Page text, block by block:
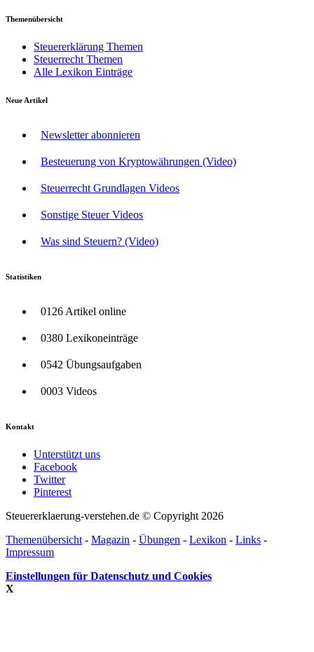
Themenübersicht
Steuererklärung Themen
Steuerrecht Themen
Alle Lexikon Einträge
Neue Artikel
Newsletter abonnieren
Besteuerung von Kryptowährungen (Video)
Steuerrecht Grundlagen Videos
Sonstige Steuer Videos
Was sind Steuern? (Video)
Statistiken
0126 Artikel online
0380 Lexikoneinträge
0542 Übungsaufgaben
0003 Videos
Kontakt
Unterstützt uns
Facebook
Twitter
Pinterest
Steuererklaerung-verstehen.de © Copyright 2026
Themenübersicht - Magazin - Übungen - Lexikon - Links -
Impressum
Einstellungen für Datenschutz und Cookies
X